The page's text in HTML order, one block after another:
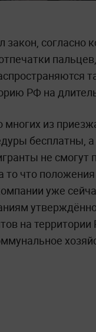
согласно
РФ на
многих из
бесплатны,
не
что
уже
на